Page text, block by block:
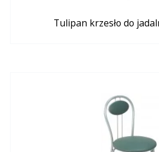
Tulipan krzesło do